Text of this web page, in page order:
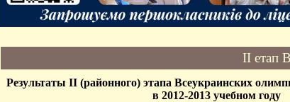
II етап
Результаты ІІ (районного) этапа Всеукраинских
в 2012-2013 учебном году